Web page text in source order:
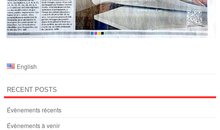
English
RECENT POSTS
Évènements récents
Évènements à venir